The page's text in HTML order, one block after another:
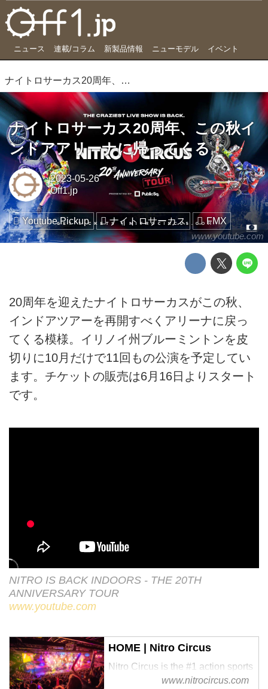
ニュース 連載/コラム 新製品情報 ニューモデル イベント
ナイトロサーカス20周年、この秋インドアアリーナに帰ってくる
www.youtube.com
ナイトロサーカス20周年、この秋イ
ンドアアリーナに帰ってくる
2023-05-26
Off1.jp
Youtube Pickup ナイトロサーカス FMX
20周年を迎えたナイトロサーカスがこの秋、
インドアツアーを再開すべくアリーナに戻っ
てくる模様。イリノイ州ブルーミントンを皮
切りに10月だけで11回もの公演を予定してい
ます。チケットの販売は6月16日よりスタート
です。
NITRO IS BACK INDOORS - THE 20TH
ANNIVERSARY TOUR
www.youtube.com
HOME | Nitro Circus
Nitro Circus is the #1 action sports
company in the world, with some
www.nitrocircus.com